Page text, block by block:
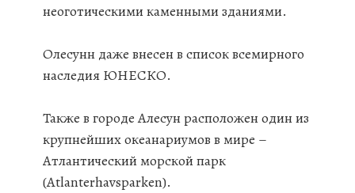
неоготическими каменными зданиями.
Олесунн даже внесен в список всемирного
наследия ЮНЕСКО.
Также в городе Алесун расположен один из
крупнейших океанариумов в мире –
Атлантический морской парк
(Atlanterhavsparken).